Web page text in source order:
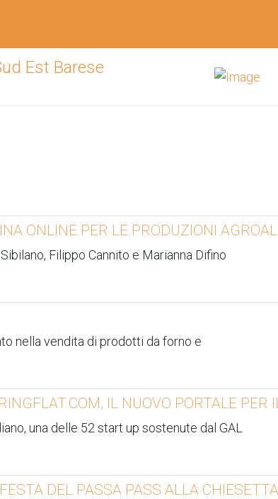
ONLINE PER LE PRODUZIONI
Filippo Cannito e Marianna Difino
nella vendita di prodotti da forno e
IL NUOVO PORTALE
una delle 52 start up sostenute dal GAL
DEL PASSA PASS ALLA